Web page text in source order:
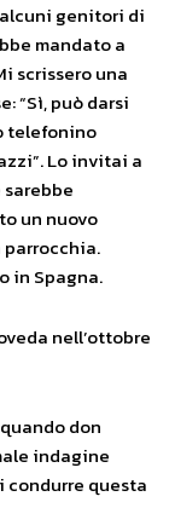
alcuni genitori di
mandato a
scrissero una
“Sì, può darsi
telefonino
Lo invitai a
un nuovo
in Spagna.
nell’ottobre
don
indagine
questa